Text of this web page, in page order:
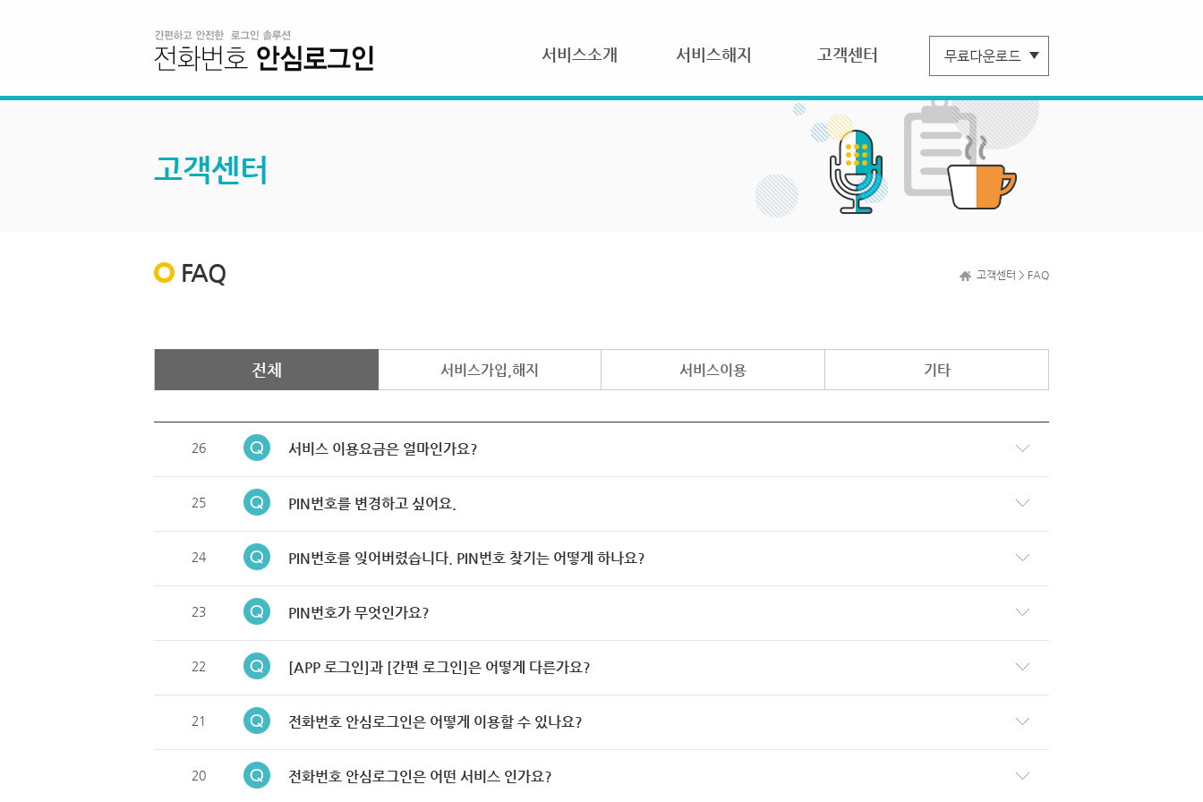
서비스소개 서비스해지 고객센터
고객센터
FAQ 고객센터 > FAQ
전체 서비스가입,해지 서비스이용 기타
26 서비스 이용요금은 얼마인가요?
25 PIN번호를 변경하고 싶어요.
24 PIN번호를 잊어버렸습니다. PIN번호 찾기는 어떻게 하나요?
23 PIN번호가 무엇인가요?
22 [APP 로그인]과 [간편 로그인]은 어떻게 다른가요?
21 전화번호 안심로그인은 어떻게 이용할 수 있나요?
20 전화번호 안심로그인은 어떤 서비스 인가요?